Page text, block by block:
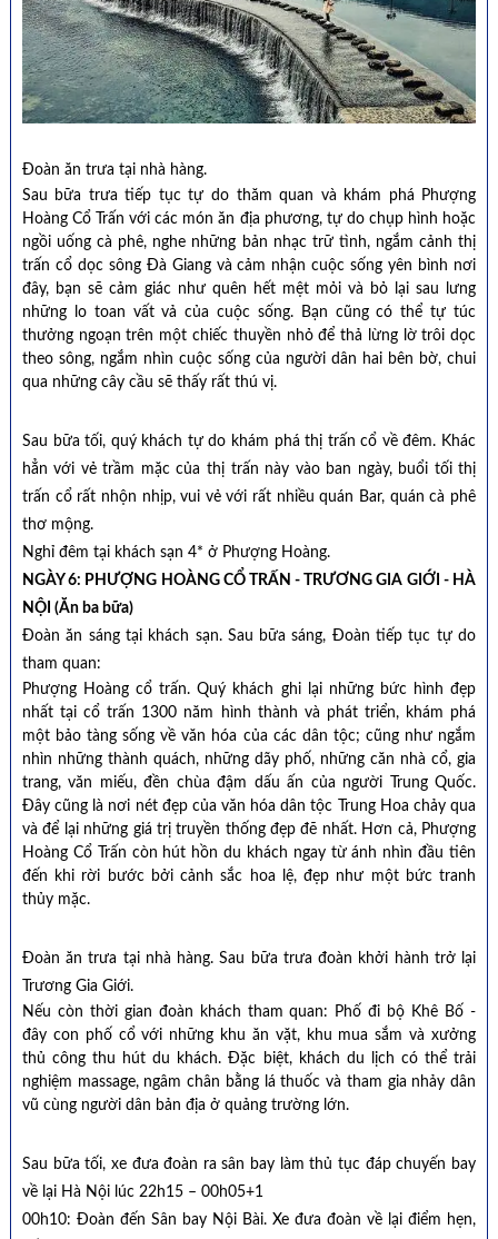
Đoàn ăn trưa tại nhà hàng.
Sau bữa trưa tiếp tục tự do thăm quan và khám phá Phượng
Hoàng Cổ Trấn với các món ăn địa phương, tự do chụp hình hoặc
ngồi uống cà phê, nghe những bản nhạc trữ tình, ngắm cảnh thị
trấn cổ dọc sông Đà Giang và cảm nhận cuộc sống yên bình nơi
đây, bạn sẽ cảm giác như quên hết mệt mỏi và bỏ lại sau lưng
những lo toan vất vả của cuộc sống. Bạn cũng có thể tự túc
thưởng ngoạn trên một chiếc thuyền nhỏ để thả lừng lờ trôi dọc
theo sông, ngắm nhìn cuộc sống của người dân hai bên bờ, chui
qua những cây cầu sẽ thấy rất thú vị.
Sau bữa tối, quý khách tự do khám phá thị trấn cổ về đêm. Khác
hẳn với vẻ trầm mặc của thị trấn này vào ban ngày, buổi tối thị
trấn cổ rất nhộn nhịp, vui vẻ với rất nhiều quán Bar, quán cà phê
thơ mộng.
Nghỉ đêm tại khách sạn 4* ở Phượng Hoàng.
NGÀY 6: PHƯỢNG HOÀNG CỔ TRẤN - TRƯƠNG GIA GIỚI - HÀ
NỘI (Ăn ba bữa)
Đoàn ăn sáng tại khách sạn. Sau bữa sáng, Đoàn tiếp tục tự do
tham quan:
Phượng Hoàng cổ trấn. Quý khách ghi lại những bức hình đẹp
nhất tại cổ trấn 1300 năm hình thành và phát triển, khám phá
một bảo tàng sống về văn hóa của các dân tộc; cũng như ngắm
nhìn những thành quách, những dãy phố, những căn nhà cổ, gia
trang, văn miếu, đền chùa đậm dấu ấn của người Trung Quốc.
Đây cũng là nơi nét đẹp của văn hóa dân tộc Trung Hoa chảy qua
và để lại những giá trị truyền thống đẹp đẽ nhất. Hơn cả, Phượng
Hoàng Cổ Trấn còn hút hồn du khách ngay từ ánh nhìn đầu tiên
đến khi rời bước bởi cảnh sắc hoa lệ, đẹp như một bức tranh
thủy mặc.
Đoàn ăn trưa tại nhà hàng. Sau bữa trưa đoàn khởi hành trở lại
Trương Gia Giới.
Nếu còn thời gian đoàn khách tham quan: Phố đi bộ Khê Bố -
đây con phố cổ với những khu ăn vặt, khu mua sắm và xưởng
thủ công thu hút du khách. Đặc biệt, khách du lịch có thể trải
nghiệm massage, ngâm chân bằng lá thuốc và tham gia nhảy dân
vũ cùng người dân bản địa ở quảng trường lớn.
Sau bữa tối, xe đưa đoàn ra sân bay làm thủ tục đáp chuyến bay
về lại Hà Nội lúc 22h15 – 00h05+1
00h10: Đoàn đến Sân bay Nội Bài. Xe đưa đoàn về lại điểm hẹn,